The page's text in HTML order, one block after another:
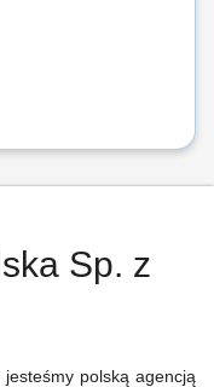
Sp. z
polską agencją